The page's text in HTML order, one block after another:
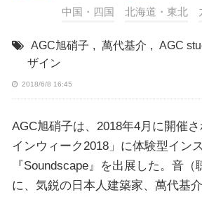
中国・四国 北海道・東北
AGC旭硝子 , 萬代基介 , AGC
ザイン
2018/6/8 16:45
AGC旭硝子は、2018年4月に開催
インウィーク2018」に体験型イン
『Soundscape』を出展した。音（
に、気鋭の日本人建築家、萬代基